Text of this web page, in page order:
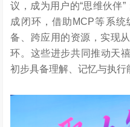
议，成为用户的“思维伙伴
成闭环，借助MCP等系
备、跨应用的资源，实现
环。这些进步共同推动天
初步具备理解、记忆与执行